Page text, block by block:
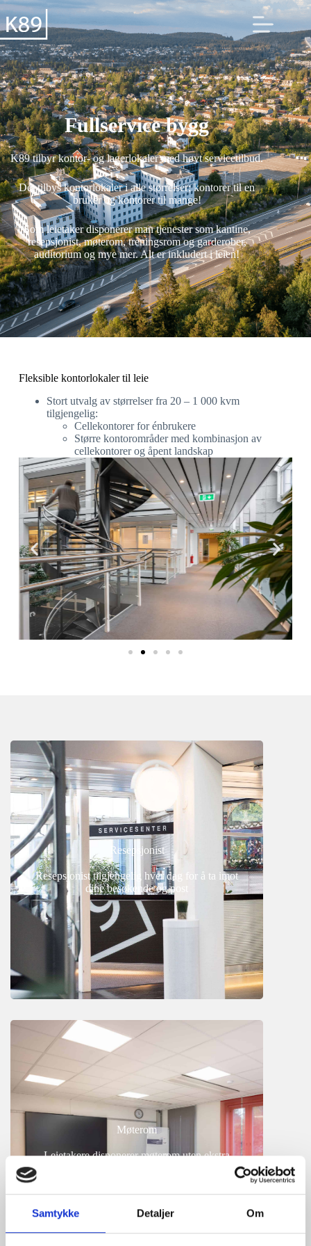
Samtykke Detaljer Om
Fullservice bygg
K89 tilbyr kontor- og lagerlokaler med høyt servicetilbud.
Det tilbys kontorlokaler i alle størrelser; kontorer til en
bruker og kontorer til mange!
Som leietaker disponerer man tjenester som kantine,
resepsjonist, møterom, treningsrom og garderober,
auditorium og mye mer. Alt er inkludert i leien!
Fleksible kontorlokaler til leie
Stort utvalg av størrelser fra 20 – 1 000 kvm
tilgjengelig:
Cellekontorer for énbrukere
Større kontorområder med kombinasjon av
cellekontorer og åpent landskap
Resepsjonist
Resepsjonist tilgjengelig hver dag for å ta imot
dine besøkende og post
Møterom
Leietakere disponerer møterom uten ekstra